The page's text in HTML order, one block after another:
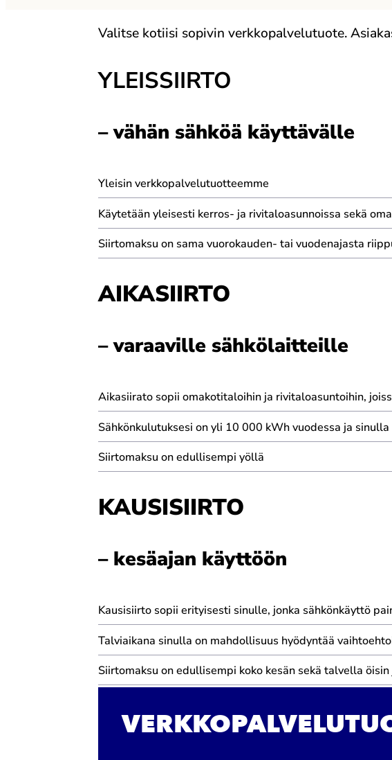
Valitse kotiisi sopivin verkkopalvelutuote.
YLEISSIIRTO
– vähän sähköä käyttävälle
Yleisin verkkopalvelutuotteemme
Käytetään yleisesti kerros- ja rivitaloasunnoissa sekä
Siirtomaksu on sama vuorokauden- tai vuodenajasta
AIKASIIRTO
– varaaville sähkölaitteille
Aikasiirato sopii omakotitaloihin ja rivitaloasuntoihin,
Sähkönkulutuksesi on yli 10 000 kWh vuodessa ja
Siirtomaksu on edullisempi yöllä
KAUSISIIRTO
– kesäajan käyttöön
Kausisiirto sopii erityisesti sinulle, jonka sähkönkäyttö
Talviaikana sinulla on mahdollisuus hyödyntää
Siirtomaksu on edullisempi koko kesän sekä talvella